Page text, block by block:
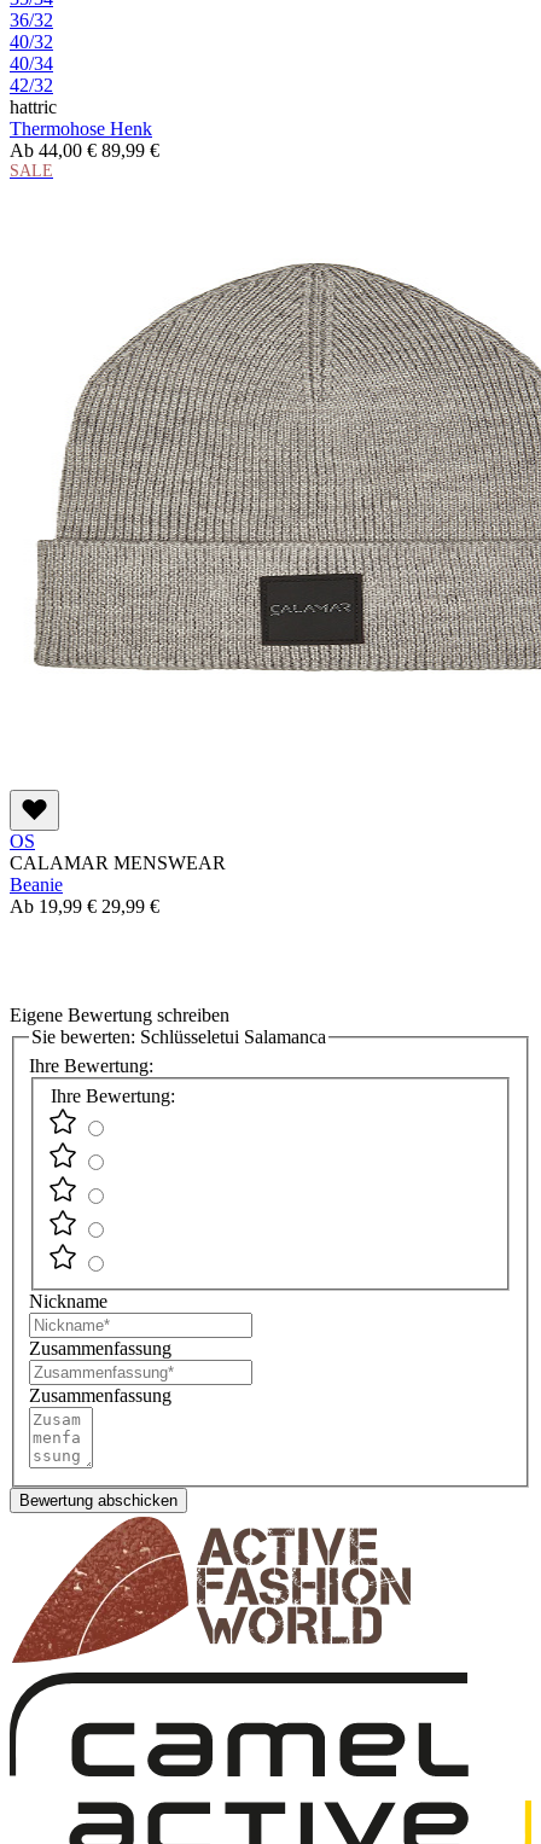
36/32
40/32
40/34
42/32
hattric
Thermohose Henk
Ab 44,00 € 89,99 €
SALE
OS
CALAMAR MENSWEAR
Beanie
Ab 19,99 € 29,99 €
Eigene Bewertung schreiben
Sie bewerten: Schlüsseletui Salamanca
Ihre Bewertung:
Ihre Bewertung:
Nickname
Zusammenfassung
Zusammenfassung
Bewertung abschicken